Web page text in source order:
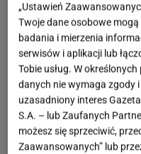
„Ustawień
Twoje dane osobowe
badania i mierzenia
serwisów i aplikacji lub
Tobie usług. W
danych nie wymaga zgody
uzasadniony interes
S.A. – lub Zaufanych
możesz się sprzeciwić,
Zaawansowanych” lub